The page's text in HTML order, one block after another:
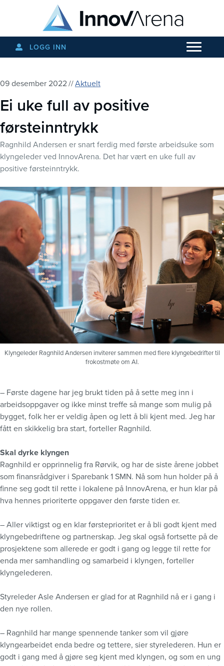
LOGG INN
09 desember 2022//Aktuelt
Ei uke full av positive
førsteinntrykk
Ragnhild Andersen er snart ferdig med første arbeidsuke som
klyngeleder ved InnovArena. Det har vært en uke full av
positive førsteinntrykk.
Klyngeleder Ragnhild Andersen inviterer sammen med flere klyngebedrifter til
frokostmøte om AI.
– Første dagene har jeg brukt tiden på å sette meg inn i
arbeidsoppgaver og ikke minst treffe så mange som mulig på
bygget, folk her er veldig åpen og lett å bli kjent med. Jeg har
fått en skikkelig bra start, forteller Ragnhild.
Skal dyrke klyngen
Ragnhild er opprinnelig fra Rørvik, og har de siste årene jobbet
som finansrådgiver i Sparebank 1 SMN. Nå som hun holder på å
finne seg godt til rette i lokalene på InnovArena, er hun klar på
hva hennes prioriterte oppgaver den første tiden er.
– Aller viktigst og en klar førsteprioritet er å bli godt kjent med
klyngebedriftene og partnerskap. Jeg skal også fortsette på de
prosjektene som allerede er godt i gang og legge til rette for
enda mer samhandling og samarbeid i klyngen, forteller
klyngelederen.
Styreleder Asle Andersen er glad for at Ragnhild nå er i gang i
den nye rollen.
– Ragnhild har mange spennende tanker som vil gjøre
klyngearbeidet enda bedre og tettere, sier styrelederen. Hun er
godt i gang med å gjøre seg kjent med klyngen, og som en ung